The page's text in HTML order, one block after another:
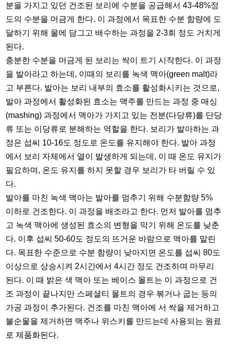
분을 가지고 있던 건조된 보리에 수분을 공급해서 43-48%정
도의 수분을 머금게 한다. 이 과정에서 목표한 수분 함량에 도
달하기 위해 물에 담그고 배수하는 과정을 2-3회 정도 거치게
된다.
충분한 수분을 머금게 된 보리는 싹이 트기 시작한다. 이 과정
을 발아라고 하는데, 이때의 보리를 녹색 맥아(green malt)라
고 부른다. 발아는 보리 내부의 효소를 활성화시키는 것으로,
발아 과정에서 활성화된 효소는 맥주를 만드는 과정 중 매싱
(mashing) 과정에서 맥아가 가지고 있는 전분(다당류)를 단당
류 또는 이당류로 분해하는 역할을 한다. 보리가 발아하는 과
정은 섭씨 10-16도 정도로 온도를 유지해야 한다. 발아 과정
에서 보리 자체에서 열이 발생하게 되는데, 이 때 온도 유지가
필요하며, 온도 유지를 하지 못할 경우 보리가 타 버릴 수 있
다.
발아를 마친 녹색 맥아는 발아를 멈추기 위해 수분함량 5%
이하로 건조한다. 이 과정을 배조라고 한다. 먼저 발아를 멈추
고 녹색 맥아에 생성된 효소의 변형을 막기 위해 온도를 낮춘
다. 이후 섭씨 50-60도 정도의 뜨거운 바람으로 맥아를 말린
다. 목표한 수준으로 수분 함량이 낮아지면 온도를 섭씨 80도
이상으로 상승시켜 2시간에서 4시간 정도 건조하며 마무리
된다. 이 때 밝은 색 맥아 또는 베이스 몰트는 이 과정으로 건
조 과정이 끝나지만 스페셜티 몰트의 경우 볶거나 굽는 등의
가공 과정이 추가된다. 건조를 마친 맥아에 서 싹을 제거하고
불순물을 제거하면 맥주나 위스키를 만드는데 사용되는 원료
로 제품화된다.